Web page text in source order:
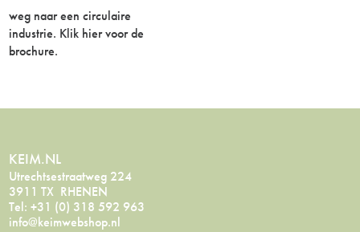
weg naar een circulaire
industrie. Klik hiervoor de
brochure.
KEIM.NL
Utrechtsestraatweg 224
3911 TX RHENEN
Tel: +31 (0) 318 592 963
info@keimwebshop.nl